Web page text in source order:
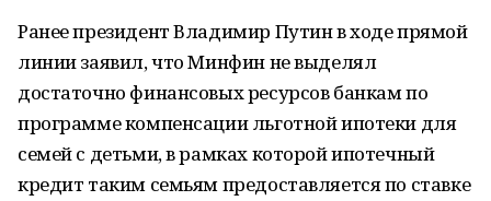
Ранее президент Владимир Путин в ходе прямой
линии заявил, что Минфин не выделял
достаточно финансовых ресурсов банкам по
программе компенсации льготной ипотеки для
семей с детьми, в рамках которой ипотечный
кредит таким семьям предоставляется по ставке